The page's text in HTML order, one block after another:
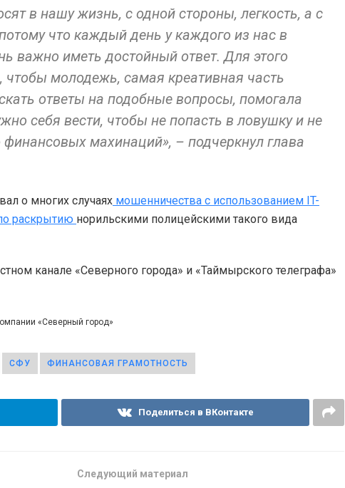
в нашу жизнь, с одной стороны, легкость, а с
что каждый день у каждого из нас в
важно иметь достойный ответ. Для этого
молодежь, самая креативная часть
ответы на подобные вопросы, помогала
себя вести, чтобы не попасть в ловушку и не
финансовых махинаций», – подчеркнул глава
о многих случаях мошенничества с использованием IT-
раскрытию норильскими полицейскими такого вида
канале «Северного города» и «Таймырского телеграфа»
«Северный город»
СФУ ФИНАНСОВАЯ ГРАМОТНОСТЬ
Поделиться в ВКонтакте
Следующий материал